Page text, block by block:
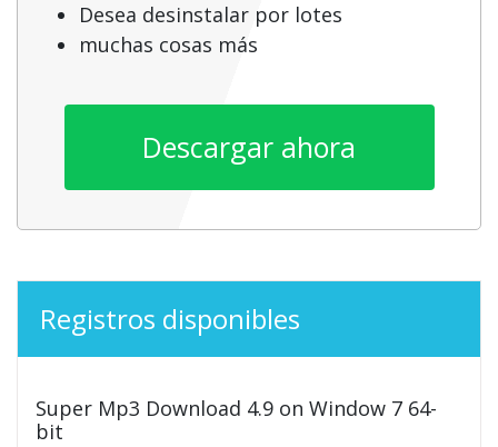
Desea desinstalar por lotes
muchas cosas más
Descargar ahora
Registros disponibles
Super Mp3 Download 4.9 on Window 7 64-
bit